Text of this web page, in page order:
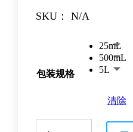
SKU： N/A
包装规格
25mL
500mL
5L
清除